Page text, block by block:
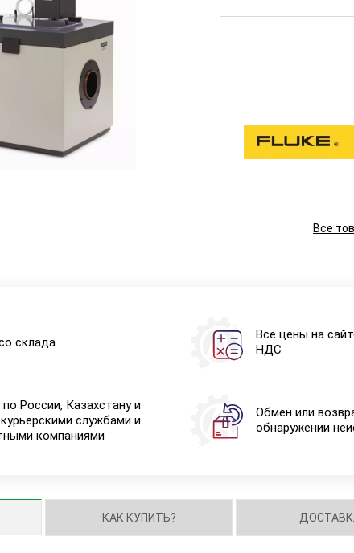
Все
склада
Все цены на
НДС
России, Казахстану и
службами и
компаниями
Обмен или
обнаружении
КАК КУПИТЬ?